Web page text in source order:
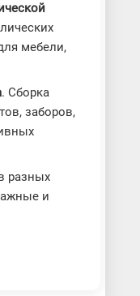
мебели,
. Сборка
заборов,
разных
и